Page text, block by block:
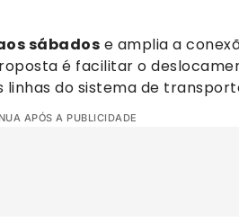
sábados e amplia a
é facilitar o
linhas do sistema de
APÓS A PUBLICIDADE